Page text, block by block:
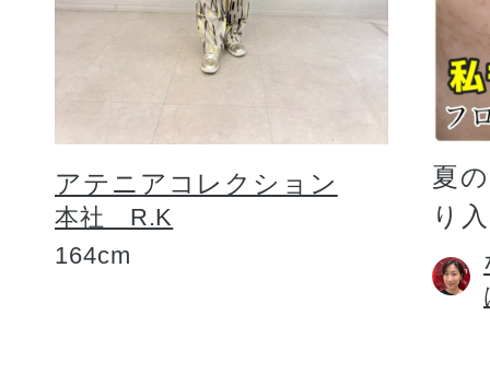
アテニアコレクション
本社 R.K
164cm
夏
り